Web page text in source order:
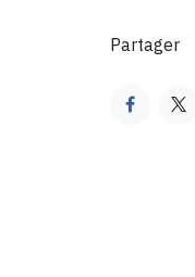
Partager